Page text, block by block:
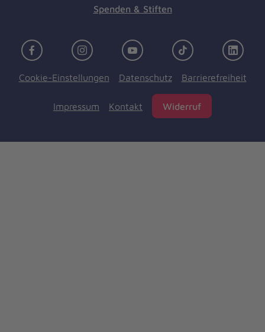
Spenden & Stiften
Facebook Instagram Youtube TikTok
Cookie-Einstellungen Datenschutz Barrierefreiheit
Impressum Kontakt Widerruf